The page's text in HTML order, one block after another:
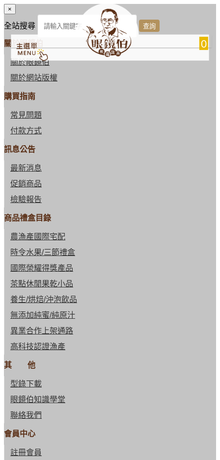
0
×
全站搜尋
關於眼鏡伯
關於眼鏡伯
關於網站版權
購買指南
常見問題
付款方式
訊息公告
最新消息
促銷商品
檢驗報告
商品禮盒目錄
農漁產國際宅配
時令水果/三節禮盒
國際榮耀得獎產品
茶點休閒果乾小品
養生/烘焙/沖泡飲品
無添加純蜜/純原汁
異業合作上架通路
高科技認證漁產
其 他
型錄下載
眼鏡伯知識學堂
聯絡我們
會員中心
註冊會員